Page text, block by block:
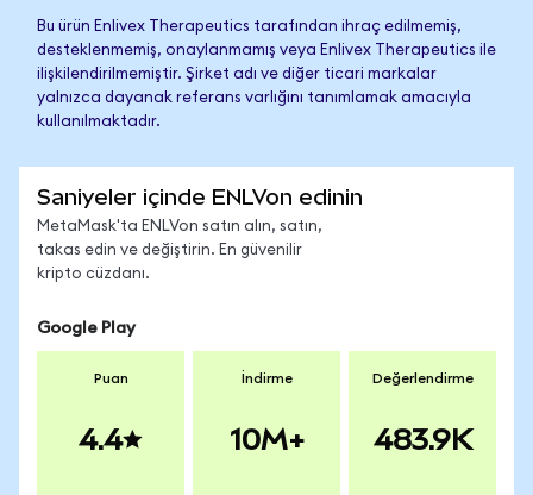
Bu ürün Enlivex Therapeutics tarafından ihraç edilmemiş,
desteklenmemiş, onaylanmamış veya Enlivex Therapeutics ile
ilişkilendirilmemiştir. Şirket adı ve diğer ticari markalar
yalnızca dayanak referans varlığını tanımlamak amacıyla
kullanılmaktadır.
Saniyeler içinde ENLVon edinin
MetaMask'ta ENLVon satın alın, satın,
takas edin ve değiştirin. En güvenilir
kripto cüzdanı.
Google Play
Puan
4.4
İndirme
10M+
Değerlendirme
483.9K